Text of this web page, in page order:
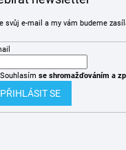
svůj e-mail a my vám budeme
Souhlasím se shromažďováním a
PŘIHLÁSIT SE